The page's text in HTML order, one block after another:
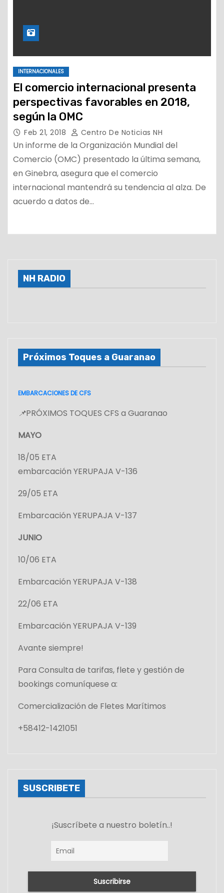
INTERNACIONALES
El comercio internacional presenta
perspectivas favorables en 2018,
según la OMC
Feb 21, 2018 Centro De Noticias NH
Un informe de la Organización Mundial del
Comercio (OMC) presentado la última semana,
en Ginebra, asegura que el comercio
internacional mantendrá su tendencia al alza. De
acuerdo a datos de…
NH RADIO
Próximos Toques a Guaranao
EMBARCACIONES DE CFS
📌PRÓXIMOS TOQUES CFS a Guaranao
MAYO
18/05 ETA
embarcación YERUPAJA V-136
29/05 ETA
Embarcación YERUPAJA V-137
JUNIO
10/06 ETA
Embarcación YERUPAJA V-138
22/06 ETA
Embarcación YERUPAJA V-139
Avante siempre!
Para Consulta de tarifas, flete y gestión de
bookings comuníquese a:
Comercialización de Fletes Marítimos
+58412-1421051
SUSCRIBETE
¡Suscríbete a nuestro boletín..!